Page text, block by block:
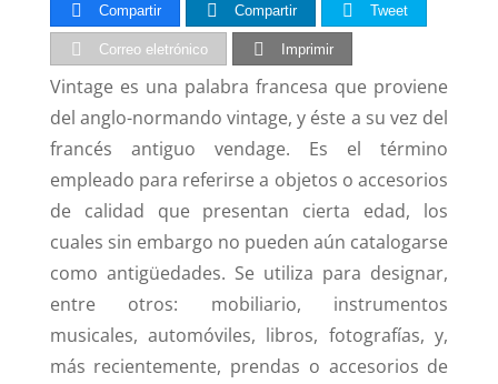
Compartir Compartir Tweet
Correo eletrónico Imprimir
Vintage es una palabra francesa que proviene
del anglo-normando vintage, y éste a su vez del
francés antiguo vendage. Es el término
empleado para referirse a objetos o accesorios
de calidad que presentan cierta edad, los
cuales sin embargo no pueden aún catalogarse
como antigüedades. Se utiliza para designar,
entre otros: mobiliario, instrumentos
musicales, automóviles, libros, fotografías, y,
más recientemente, prendas o accesorios de